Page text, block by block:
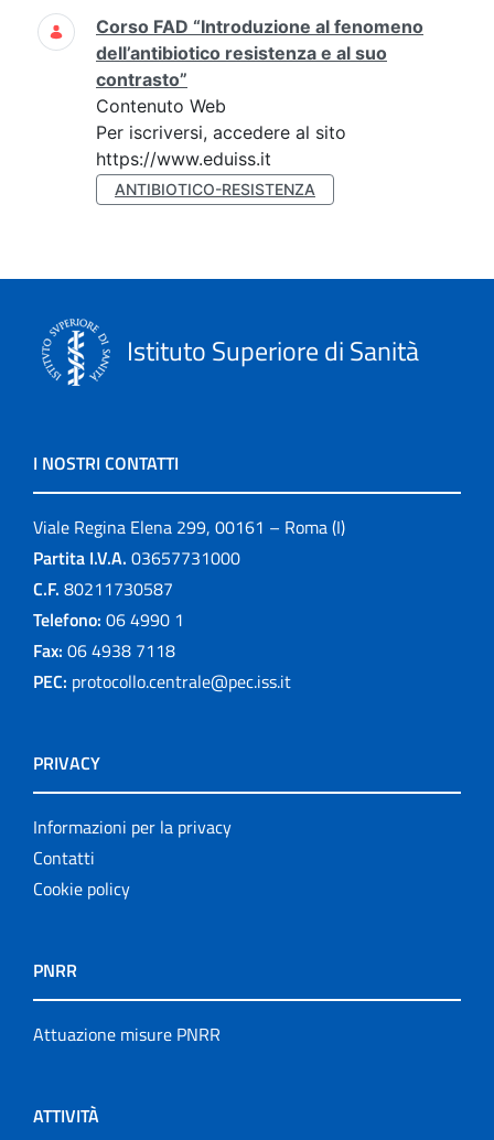
Ricerca
Corso FAD “Introduzione al fenomeno
dell’antibiotico resistenza e al suo
contrasto”
Contenuto Web
Per iscriversi, accedere al sito
https://www.eduiss.it
ANTIBIOTICO-RESISTENZA
Istituto Superiore di Sanità
I NOSTRI CONTATTI
Viale Regina Elena 299, 00161 – Roma (I)
Partita I.V.A. 03657731000
C.F. 80211730587
Telefono: 06 4990 1
Fax: 06 4938 7118
PEC: protocollo.centrale@pec.iss.it
PRIVACY
Informazioni per la privacy
Contatti
Cookie policy
PNRR
Attuazione misure PNRR
ATTIVITÀ